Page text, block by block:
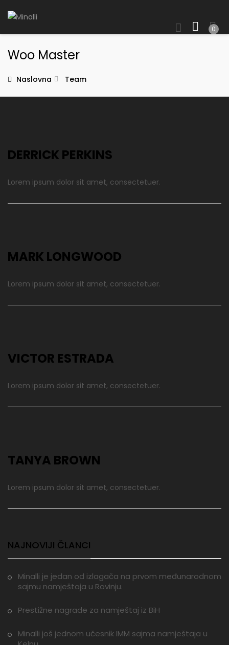
0
Woo Master
Naslovna Team
DERRICK PERKINS
Lorem ipsum dolor sit amet, consectetuer.
MARK LONGWOOD
Lorem ipsum dolor sit amet, consectetuer.
VICTOR ESTRADA
Lorem ipsum dolor sit amet, consectetuer.
TANYA BROWN
Lorem ipsum dolor sit amet, consectetuer.
NAJNOVIJI ČLANCI
Minalli je jedan od izlagača na prvom međunarodnom
sajmu namještaja u Rovinju.
Prestižne nagrade za namještaj iz BiH
Minalli još jednom učesnik IMM sajma namještaja u